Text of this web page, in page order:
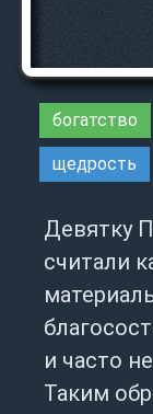
богатство
щедрость
Девятку
считали
и часто
Таким